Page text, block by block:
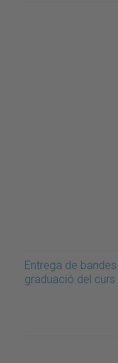
Entrega de
graduació del